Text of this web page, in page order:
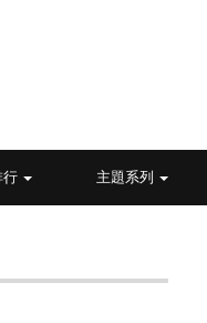
行 主題系列